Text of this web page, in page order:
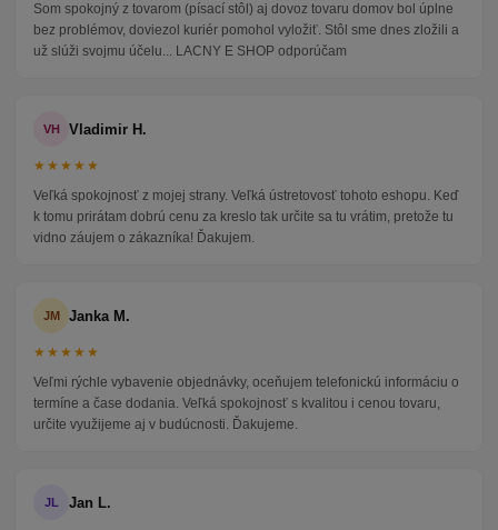
Som spokojný z tovarom (písací stôl) aj dovoz tovaru domov bol úplne
bez problémov, doviezol kuriér pomohol vyložiť. Stôl sme dnes zložili a
už slúži svojmu účelu... LACNY E SHOP odporúčam
VH Vladimir H.
★★★★★
Veľká spokojnosť z mojej strany. Veľká ústretovosť tohoto eshopu. Keď
k tomu prirátam dobrú cenu za kreslo tak určite sa tu vrátim, pretože tu
vidno záujem o zákazníka! Ďakujem.
JM Janka M.
★★★★★
Veľmi rýchle vybavenie objednávky, oceňujem telefonickú informáciu o
termíne a čase dodania. Veľká spokojnosť s kvalitou i cenou tovaru,
určite využijeme aj v budúcnosti. Ďakujeme.
JL Jan L.